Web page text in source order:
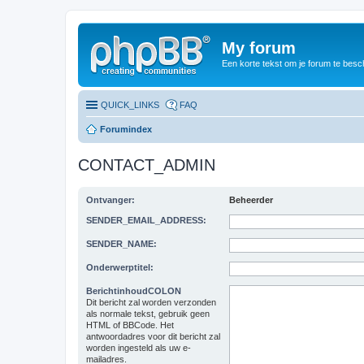
My forum
Een korte tekst om je forum te
QUICK_LINKS FAQ
Forumindex
CONTACT_ADMIN
Ontvanger: Beheerder
SENDER_EMAIL_ADDRESS:
SENDER_NAME:
Onderwerptitel:
BerichtinhoudCOLON
Dit bericht zal worden verzonden
als normale tekst, gebruik geen
HTML of BBCode. Het
antwoordadres voor dit bericht zal
worden ingesteld als uw e-
mailadres.